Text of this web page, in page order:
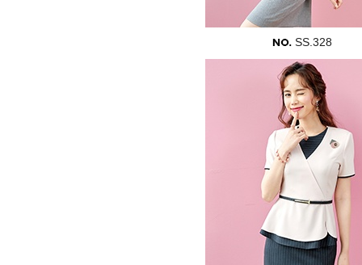
SS.328